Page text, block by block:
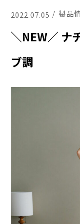
2022.07.05 製品
＼NEW／ ナ
ブ調